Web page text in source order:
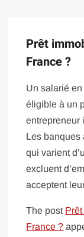
Prêt
France ?
Un salarié en
éligible à un
entrepreneur
Les banques
qui varient
excluent
acceptent
The post
France ?